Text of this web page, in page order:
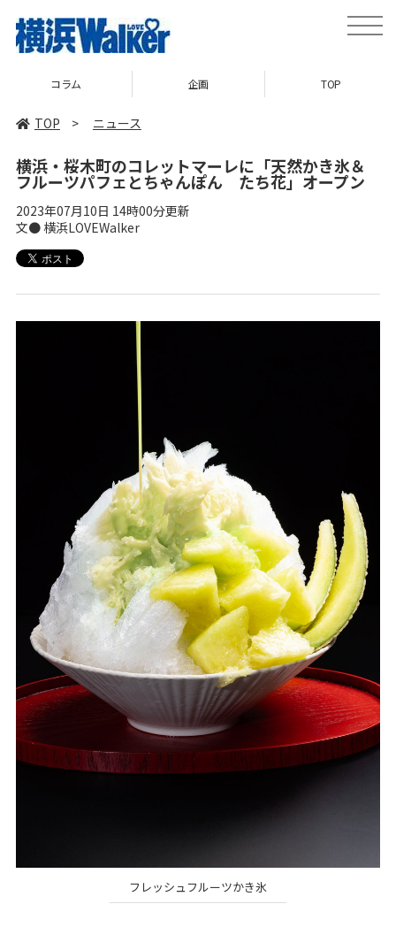
toggle
コラム 企画 TOP
TOP > ニュース
横浜・桜木町のコレットマーレに「天然かき氷＆
フルーツパフェとちゃんぽん たち花」オープン
2023年07月10日 14時00分更新
文● 横浜LOVEWalker
フレッシュフルーツかき氷